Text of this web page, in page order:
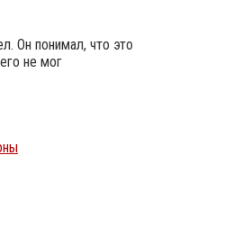
Он понимал, что это
не мог